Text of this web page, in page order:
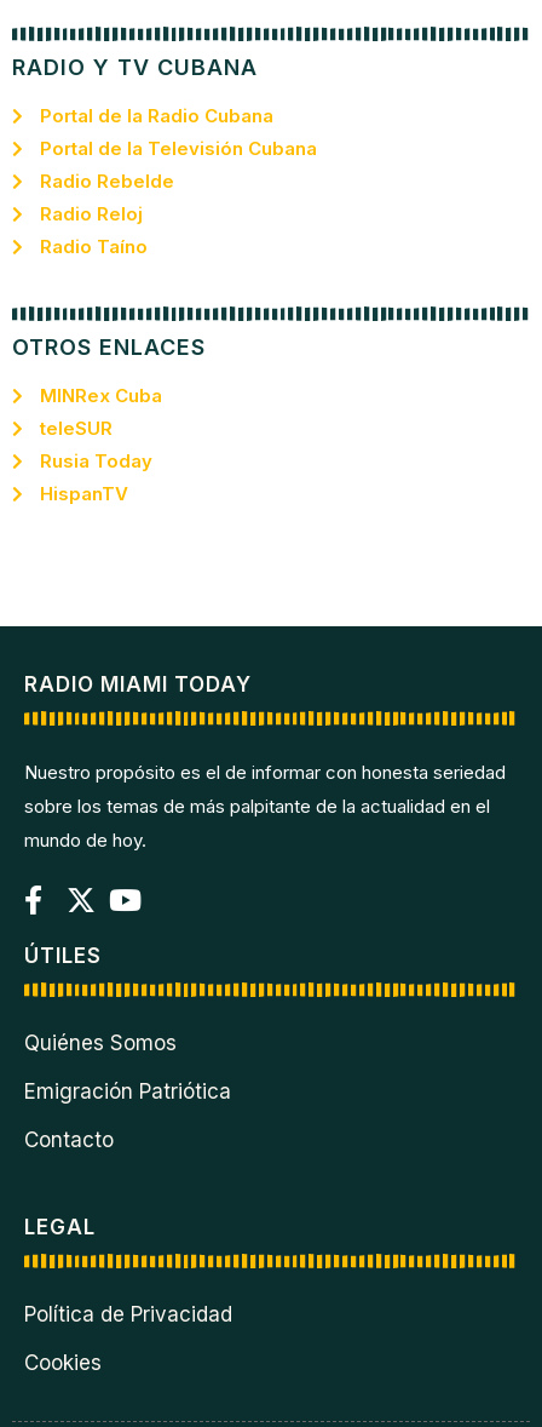
RADIO Y TV CUBANA
Portal de la Radio Cubana
Portal de la Televisión Cubana
Radio Rebelde
Radio Reloj
Radio Taíno
OTROS ENLACES
MINRex Cuba
teleSUR
Rusia Today
HispanTV
RADIO MIAMI TODAY
Nuestro propósito es el de informar con honesta seriedad
sobre los temas de más palpitante de la actualidad en el
mundo de hoy.
ÚTILES
Quiénes Somos
Emigración Patriótica
Contacto
LEGAL
Política de Privacidad
Cookies